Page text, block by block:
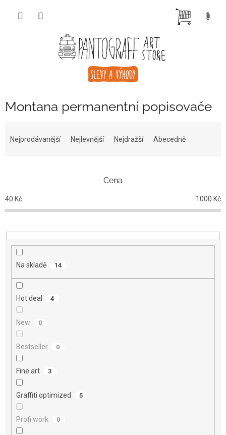
Montana permanentní popisovače
p
r
o
u
Nejprodávanější Nejlevnější Nejdražší Abecedně
Cena
40 Kč 1000 Kč
Na skladě 14
Hot deal 4
New 0
Bestseller 0
Fine art 3
Graffiti optimized 5
Profi work 0